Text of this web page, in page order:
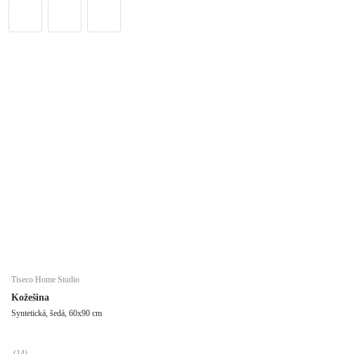
Tiseco Home Studio
Kožešina
Syntetická, šedá, 60x90 cm